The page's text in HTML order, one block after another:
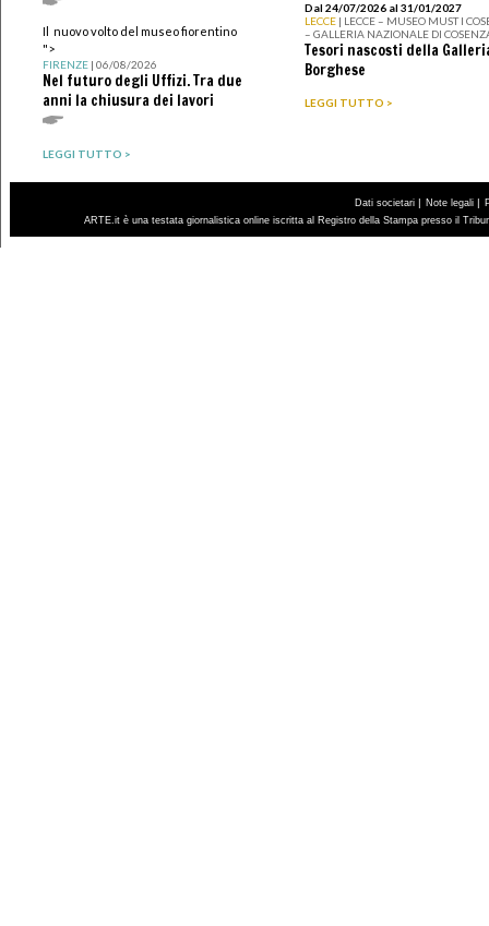
Il nuovo volto del museo fiorentino
">
FIRENZE| 06/08/2026
Nel futuro degli Uffizi. Tra due
anni la chiusura dei lavori
LEGGI TUTTO >
Dal 24/07/2026 al 31/01/2027
LECCE | LECCE – MUSEO MUST I
– GALLERIA NAZIONALE DI
Tesori nascosti della
Borghese
LEGGI TUTTO >
Dati societari | Note legali |
ARTE.it è una testata giornalistica online iscritta al Registro della Stampa presso il